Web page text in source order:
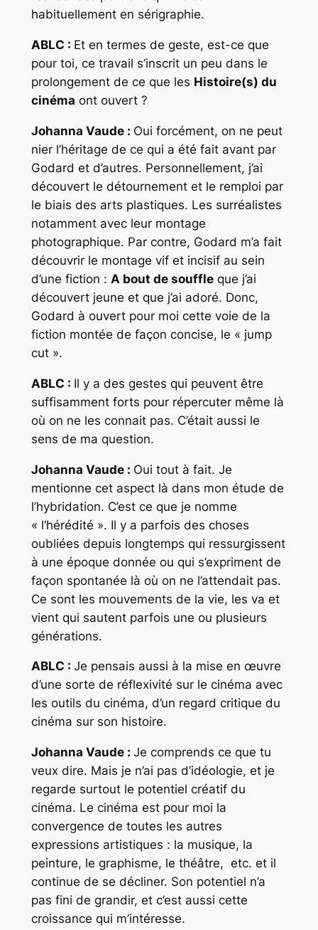
habituellement en sérigraphie.
ABLC : Et en termes de geste, est-ce que
pour toi, ce travail s’inscrit un peu dans le
prolongement de ce que les Histoire(s) du
cinéma ont ouvert ?
Johanna Vaude : Oui forcément, on ne peut
nier l’héritage de ce qui a été fait avant par
Godard et d’autres. Personnellement, j’ai
découvert le détournement et le remploi par
le biais des arts plastiques. Les surréalistes
notamment avec leur montage
photographique. Par contre, Godard m’a fait
découvrir le montage vif et incisif au sein
d’une fiction : A bout de souffleque j’ai
découvert jeune et que j’ai adoré. Donc,
Godard à ouvert pour moi cette voie de la
fiction montée de façon concise, le « jump
cut ».
ABLC : Il y a des gestes qui peuvent être
suffisamment forts pour répercuter même là
où on ne les connait pas. C’était aussi le
sens de ma question.
Johanna Vaude : Oui tout à fait. Je
mentionne cet aspect là dans mon étude de
l’hybridation. C’est ce que je nomme
« l’hérédité ». Il y a parfois des choses
oubliées depuis longtemps qui ressurgissent
à une époque donnée ou qui s’expriment de
façon spontanée là où on ne l’attendait pas.
Ce sont les mouvements de la vie, les va et
vient qui sautent parfois une ou plusieurs
générations.
ABLC : Je pensais aussi à la mise en œuvre
d’une sorte de réflexivité sur le cinéma avec
les outils du cinéma, d’un regard critique du
cinéma sur son histoire.
Johanna Vaude : Je comprends ce que tu
veux dire. Mais je n’ai pas d’idéologie, et je
regarde surtout le potentiel créatif du
cinéma. Le cinéma est pour moi la
convergence de toutes les autres
expressions artistiques : la musique, la
peinture, le graphisme, le théâtre, etc. et il
continue de se décliner. Son potentiel n’a
pas fini de grandir, et c’est aussi cette
croissance qui m’intéresse.